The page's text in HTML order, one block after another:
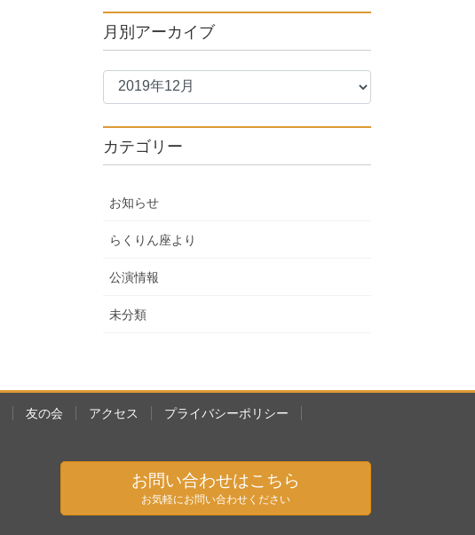
月別アーカイブ
カテゴリー
お知らせ
らくりん座より
公演情報
未分類
友の会 アクセス プライバシーポリシー
お問い合わせはこちら
お気軽にお問い合わせください